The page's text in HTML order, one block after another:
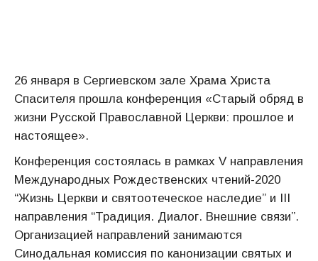
26 января в Сергиевском зале Храма Христа
Спасителя прошла конференция «Старый обряд в
жизни Русской Православной Церкви: прошлое и
настоящее».
Конференция состоялась в рамках V направления
Международных Рождественских чтений-2020
“Жизнь Церкви и святоотеческое наследие” и III
направления “Традиция. Диалог. Внешние связи”.
Организацией направлений занимаются
Синодальная комиссия по канонизации святых и